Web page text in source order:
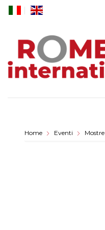
Skip
Home Eventi Mostre